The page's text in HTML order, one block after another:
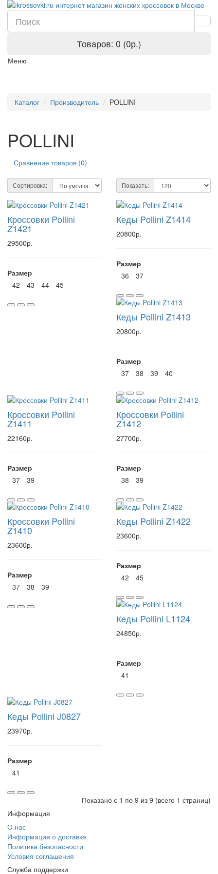
Товаров: 0 (0р.)
Меню
Каталог Производитель POLLINI
POLLINI
Сравнение товаров (0)
Сортировка: Показать:
Кроссовки Pollini
Z1421
29500р.
Размер
42
43 44 45
Кеды Pollini Z1414
20800р.
Размер
36
37
Кеды Pollini Z1413
20800р.
Размер
37
38 39 40
Кроссовки Pollini
Z1411
22160р.
Размер
37
39
Кроссовки Pollini
Z1412
27700р.
Размер
38
39
Кроссовки Pollini
Z1410
23600р.
Размер
37
38 39
Кеды Pollini Z1422
23600р.
Размер
42
45
Кеды Pollini L1124
24850р.
Размер
41
Кеды Pollini J0827
23970р.
Размер
41
Показано с 1 по 9 из 9 (всего 1 страниц)
Информация
О нас
Информация о доставке
Политика безопасности
Условия соглашения
Служба поддержки